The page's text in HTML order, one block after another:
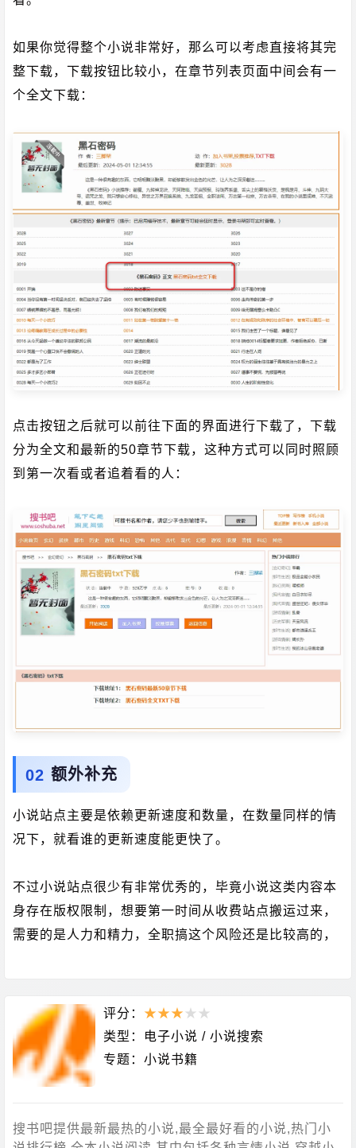
如果你觉得整个小说非常好，那么可以考虑直接将其完
整下载，下载按钮比较小，在章节列表页面中间会有一
个全文下载：
点击按钮之后就可以前往下面的界面进行下载了，下载
分为全文和最新的50章节下载，这种方式可以同时照顾
到第一次看或者追着看的人：
额外补充
小说站点主要是依赖更新速度和数量，在数量同样的情
况下，就看谁的更新速度能更快了。
不过小说站点很少有非常优秀的，毕竟小说这类内容本
身存在版权限制，想要第一时间从收费站点搬运过来，
需要的是人力和精力，全职搞这个风险还是比较高的，
评分： ★★★ ★ ★
类型：
电子小说 / 小说搜索
专题： 小说书籍
搜书吧提供最新最热的小说,最全最好看的小说,热门小